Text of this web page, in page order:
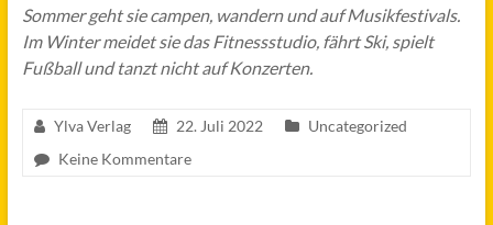
Sommer geht sie campen, wandern und auf Musikfestivals.
Im Winter meidet sie das Fitnessstudio, fährt Ski, spielt
Fußball und tanzt nicht auf Konzerten.
Ylva Verlag 22. Juli 2022
Uncategorized
Keine Kommentare